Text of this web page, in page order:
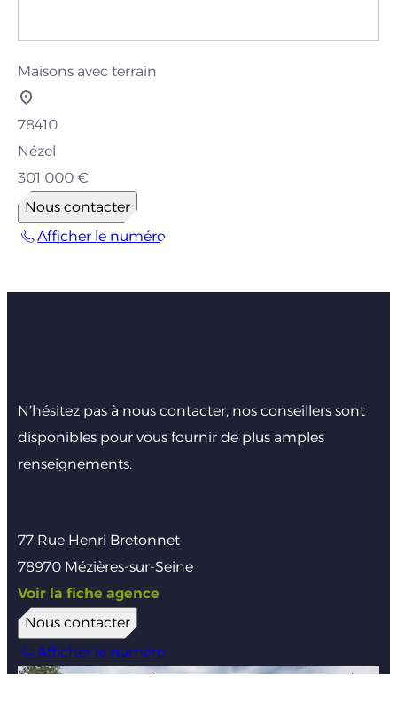
Maisons avec terrain
78410
Nézel
301 000 €
Nous contacter
Afficher le numéro
N’hésitez pas à nous contacter, nos conseillers sont
disponibles pour vous fournir de plus amples
renseignements.
77 Rue Henri Bretonnet
78970 Mézières-sur-Seine
Voir la fiche agence
Nous contacter
Afficher le numéro